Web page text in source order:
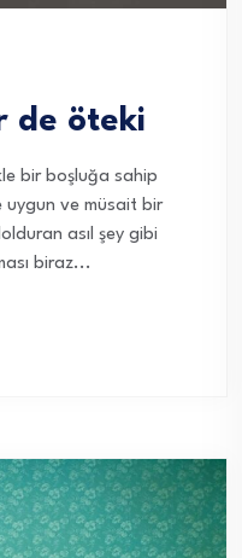
de öteki
bir boşluğa sahip
uygun ve müsait bir
asıl şey gibi
biraz...